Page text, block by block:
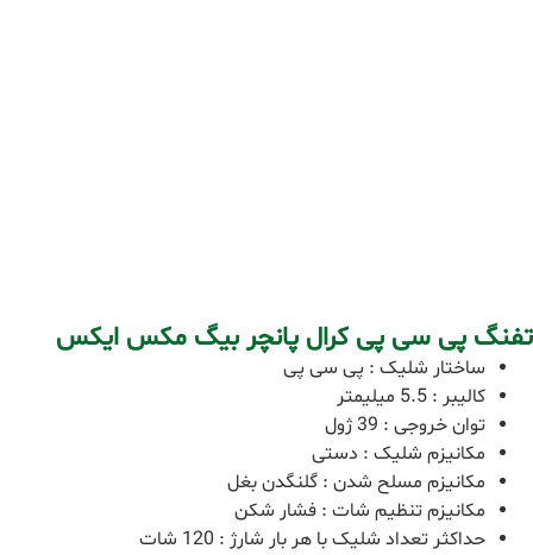
تفنگ پی سی پی کرال پانچر بیگ مکس ایکس
ساختار شلیک : پی سی پی
کالیبر : 5.5 میلیمتر
توان خروجی : 39 ژول
مکانیزم شلیک : دستی
مکانیزم مسلح شدن : گلنگدن بغل
مکانیزم تنظیم شات : فشار شکن
حداکثر تعداد شلیک با هر بار شارژ : 120 شات